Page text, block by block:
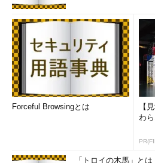
ルドを広げて、新たなスキルや経験
る。そして、システムを納入した際
まで自分の力で作り上げ」「それが
の利益に結び付く」といったIT系「も
二分に味わうことができる。それが
の大きな魅力の1つでもあるのだ。そ
「やる気」があって、仕事のフィー
プロ意識の強いエンジニアを求めて
正確な情報を収集して冷静な判断を
Forceful Browsingとは
【
わ
「トロイの木馬」とは